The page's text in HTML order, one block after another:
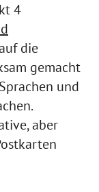
4
die
gemacht
und
aber